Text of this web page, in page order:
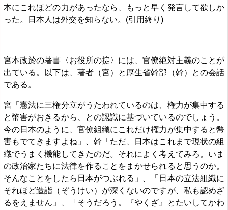
本にこれほどの力があったなら、もっと早く発言して欲しか
った。日本人は外交を知らない。(引用終り)
宮本政於の著書〈お役所の掟〉には、官僚絶対主義のことが
出ている。以下は、著者（宮）と厚生省幹部（幹）との会話
である。
宮「憲法に三権分立がうたわれているのは、権力が集中する
と幣害がおきるから、との認識に基づいているのでしょう。
今の日本のように、官僚組織にこれだけ権力が集中すると幣
害もでてきますよね」、幹「ただ、日本はこれまで現状の組
織でうまく機能してきたのだ。それによく考えてみろ。いま
の政治家たちに法律を作ることをまかせられると思うのか。
そんなことをしたら日本がつぶれる」、「日本の立法組織に
それほど造詣（ぞうけい）が深くないのですが、私も認めざ
るをえません」、「そうだろう。『やくざ』とたいしてかわ